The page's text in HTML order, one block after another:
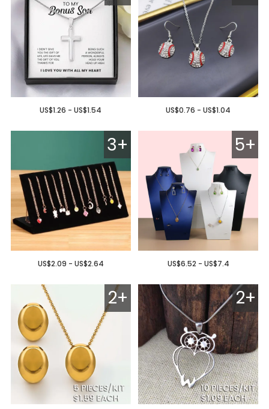
US$1.26 - US$1.54 US$0.76 - US$1.04
3+
US$2.09 - US$2.64
5+
US$6.52 - US$7.4
2+ 2+